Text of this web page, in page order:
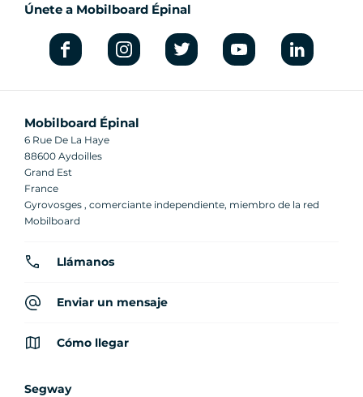
Únete a Mobilboard Épinal
Mobilboard Épinal
6 Rue De La Haye
88600 Aydoilles
Grand Est
France
Gyrovosges , comerciante independiente, miembro de la red
Mobilboard
Llámanos
Enviar un mensaje
Cómo llegar
Segway